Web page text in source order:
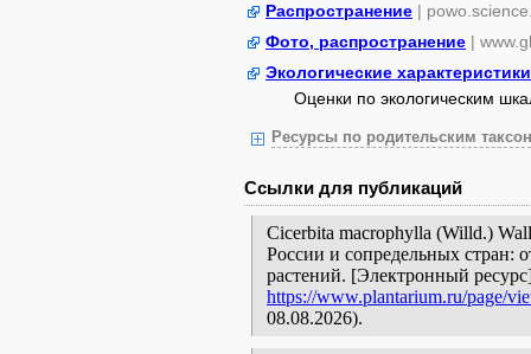
Распространение |
Фото, распространение |
Экологические характеристики
Оценки по экологическим
Ресурсы по родительским
Ссылки для публикаций
Cicerbita macrophylla (Willd.)
России и сопредельных стран:
растений. [Электронный
https://www.plantarium.ru/page/
08.08.2026).